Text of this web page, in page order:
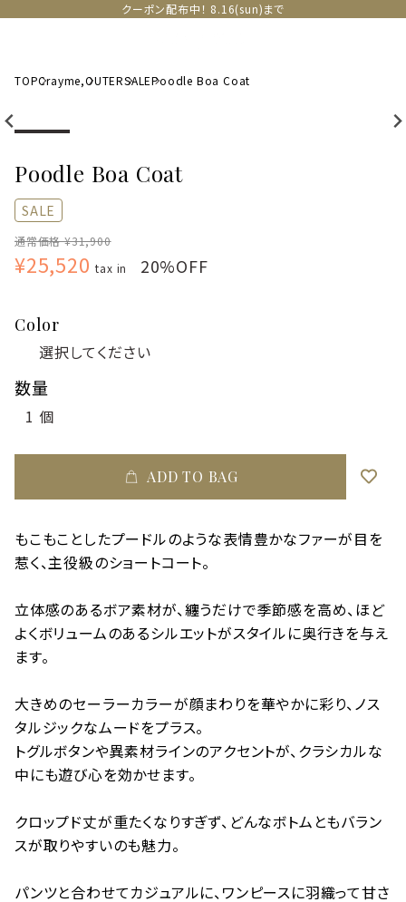
クーポン配布中！ 8.16(sun)まで
TOPCrayme,OUTERSALEPoodle Boa Coat
Poodle Boa Coat
SALE
通常価格 ¥31,900
¥25,520tax in 20%OFF
Color
数量
ADD TO BAG
もこもことしたプードルのような表情豊かなファーが目を
惹く、主役級のショートコート。
立体感のあるボア素材が、纏うだけで季節感を高め、ほど
よくボリュームのあるシルエットがスタイルに奥行きを与え
ます。
大きめのセーラーカラーが顔まわりを華やかに彩り、ノス
タルジックなムードをプラス。
トグルボタンや異素材ラインのアクセントが、クラシカルな
中にも遊び心を効かせます。
クロップド丈が重たくなりすぎず、どんなボトムともバラン
スが取りやすいのも魅力。
パンツと合わせてカジュアルに、ワンピースに羽織って甘さ